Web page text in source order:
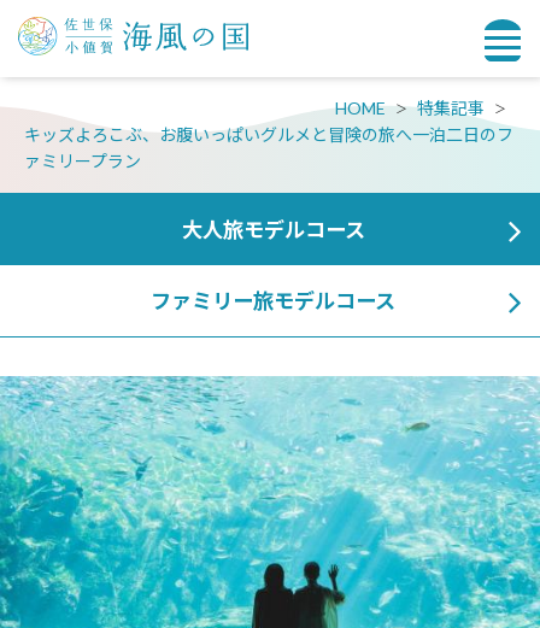
HOME
特集記事
キッズよろこぶ、お腹いっぱいグルメと冒険の旅へ一泊二日のフ
ァミリープラン
大人旅モデルコース
ファミリー旅モデルコース